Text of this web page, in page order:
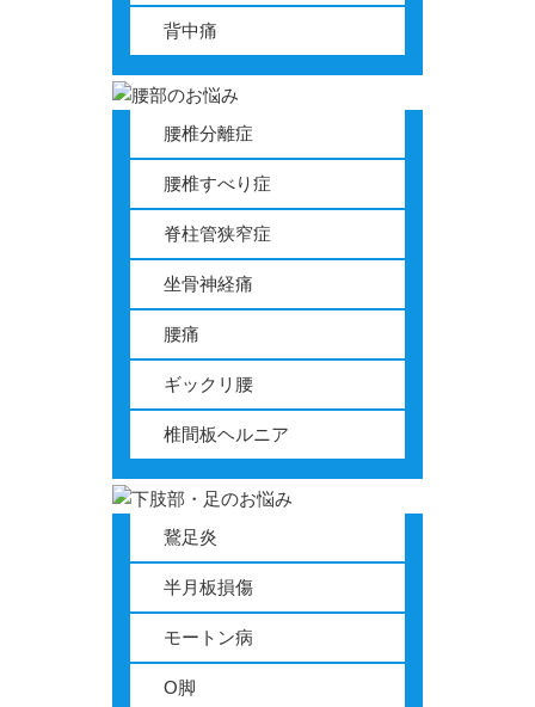
背中痛
腰椎分離症
腰椎すべり症
脊柱管狭窄症
坐骨神経痛
腰痛
ギックリ腰
椎間板ヘルニア
鵞足炎
半月板損傷
モートン病
O脚